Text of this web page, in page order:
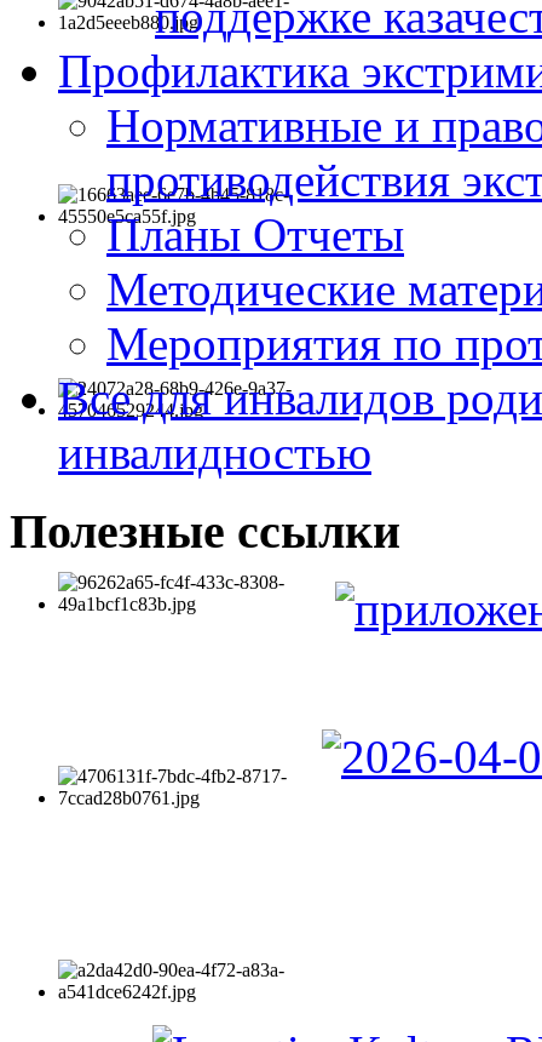
поддержке
Профилактика
Нормативные и
противодействия
Планы Отчеты
Методические
Мероприятия по
Все для инвалидов
инвалидностью
Полезные ссылки